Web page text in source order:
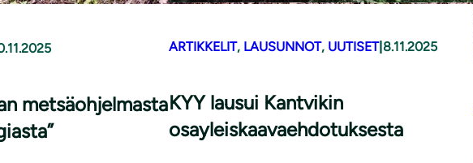
metsäohjelmasta
ARTIKKELIT, LAUSUNNOT, UUTISET| 8.11.2025
KYY lausui Kantvikin
osayleiskaavaehdotuksesta